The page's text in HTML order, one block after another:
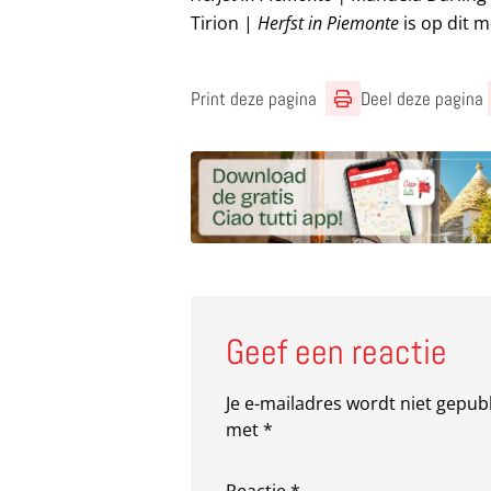
Tirion |Herfst in Piemonte is op dit
Print deze pagina
Deel deze pagina
Geef een reactie
Je e-mailadres wordt niet
met*